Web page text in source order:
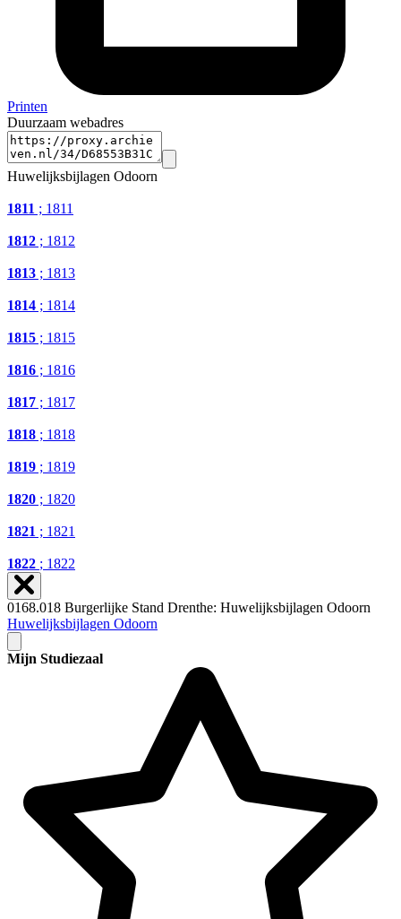
Printen
Duurzaam webadres
Huwelijksbijlagen Odoorn
1811 ; 1811
1812 ; 1812
1813 ; 1813
1814 ; 1814
1815 ; 1815
1816 ; 1816
1817 ; 1817
1818 ; 1818
1819 ; 1819
1820 ; 1820
1821 ; 1821
1822 ; 1822
0168.018 Burgerlijke Stand Drenthe: Huwelijksbijlagen Odoorn
Huwelijksbijlagen Odoorn
Mijn Studiezaal